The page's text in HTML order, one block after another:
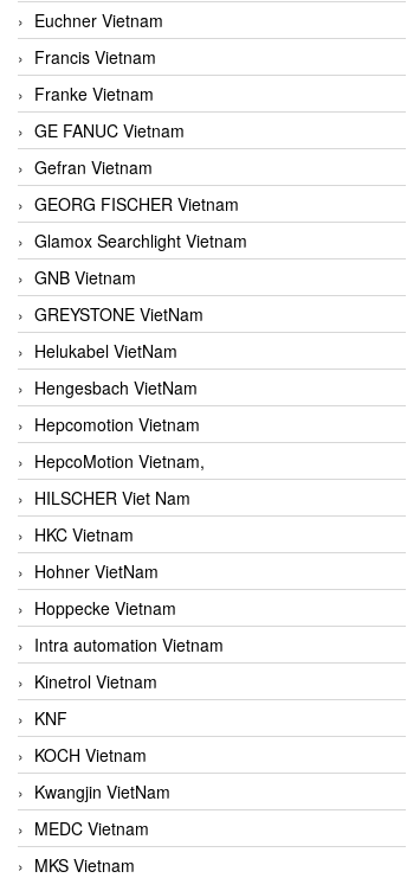
Euchner Vietnam
Francis Vietnam
Franke Vietnam
GE FANUC Vietnam
Gefran Vietnam
GEORG FISCHER Vietnam
Glamox Searchlight Vietnam
GNB Vietnam
GREYSTONE VietNam
Helukabel VietNam
Hengesbach VietNam
Hepcomotion Vietnam
HepcoMotion Vietnam,
HILSCHER Viet Nam
HKC Vietnam
Hohner VietNam
Hoppecke Vietnam
Intra automation Vietnam
Kinetrol Vietnam
KNF
KOCH Vietnam
Kwangjin VietNam
MEDC Vietnam
MKS Vietnam